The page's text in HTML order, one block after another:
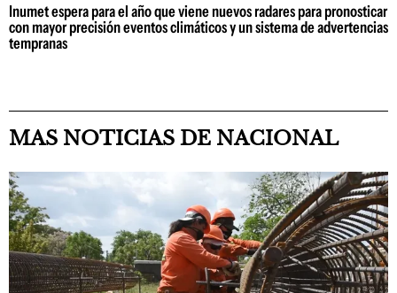
Inumet espera para el año que viene nuevos radares para pronosticar
con mayor precisión eventos climáticos y un sistema de advertencias
tempranas
MAS NOTICIAS DE NACIONAL